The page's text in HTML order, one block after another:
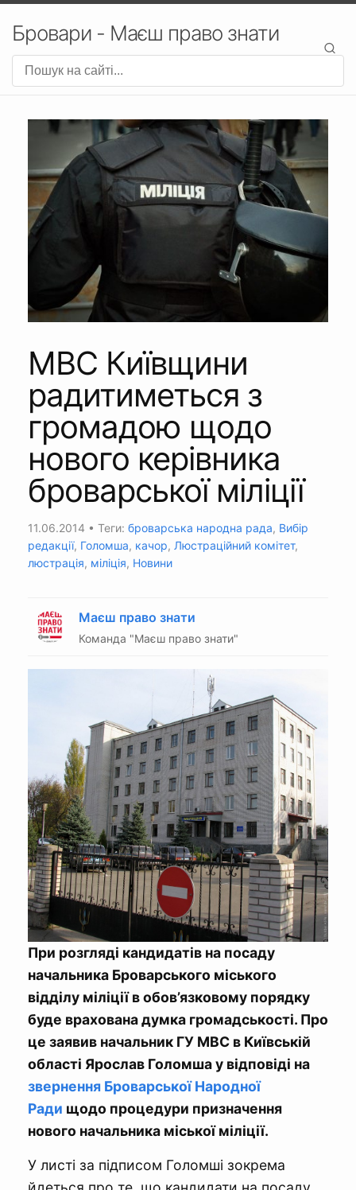
Бровари - Маєш право знати
МВС Київщини
радитиметься з
громадою щодо
нового керівника
броварської міліції
11.06.2014 • Теги: броварська народна рада, Вибір
редакції, Голомша, качор, Люстраційний комітет,
люстрація, міліція, Новини
Маєш право знати
Команда "Маєш право знати"
При розгляді кандидатів на посаду
начальника Броварського міського
відділу міліції в обов’язковому порядку
буде врахована думка громадськості. Про
це заявив начальник ГУ МВС в Київській
області Ярослав Голомша у відповіді на
звернення Броварської Народної
Ради щодо процедури призначення
нового начальника міської міліції.
У листі за підписом Голомші зокрема